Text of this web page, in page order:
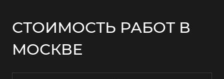
СТОИМОСТЬ РАБОТ В
МОСКВЕ